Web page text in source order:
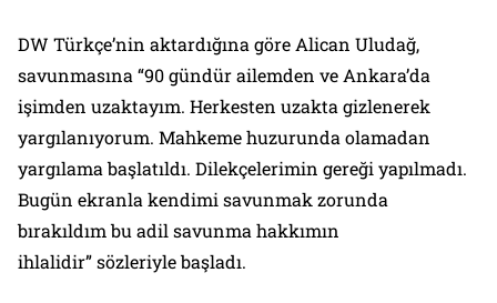
DW Türkçe’nin aktardığına göre Alican Uludağ,
savunmasına “90 gündür ailemden ve Ankara’da
işimden uzaktayım. Herkesten uzakta gizlenerek
yargılanıyorum. Mahkeme huzurunda olamadan
yargılama başlatıldı. Dilekçelerimin gereği yapılmadı.
Bugün ekranla kendimi savunmak zorunda
bırakıldım bu adil savunma hakkımın
ihlalidir” sözleriyle başladı.